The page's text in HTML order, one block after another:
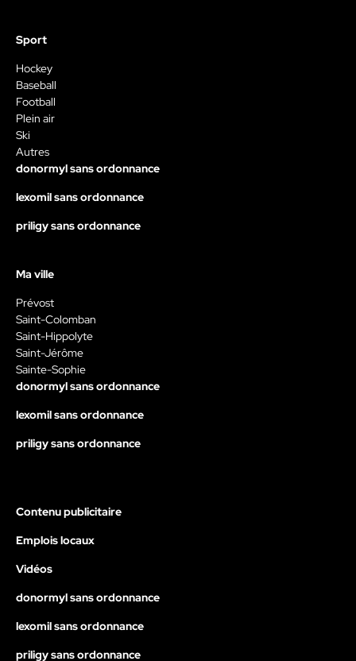
Sport
Hockey
Baseball
Football
Plein air
Ski
Autres
donormyl sans ordonnance
lexomil sans ordonnance
priligy sans ordonnance
Ma ville
Prévost
Saint-Colomban
Saint-Hippolyte
Saint-Jérôme
Sainte-Sophie
donormyl sans ordonnance
lexomil sans ordonnance
priligy sans ordonnance
Contenu publicitaire
Emplois locaux
Vidéos
donormyl sans ordonnance
lexomil sans ordonnance
priligy sans ordonnance